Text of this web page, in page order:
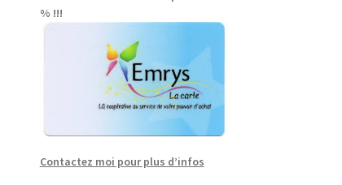
% !!!
Contactez moi pour plus d’infos